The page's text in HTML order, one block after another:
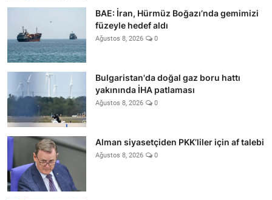
BAE: İran, Hürmüz Boğazı’nda gemimizi
füzeyle hedef aldı
Ağustos 8, 2026 0
Bulgaristan'da doğal gaz boru hattı
yakınında İHA patlaması
Ağustos 8, 2026 0
Alman siyasetçiden PKK’liler için af talebi
Ağustos 8, 2026 0